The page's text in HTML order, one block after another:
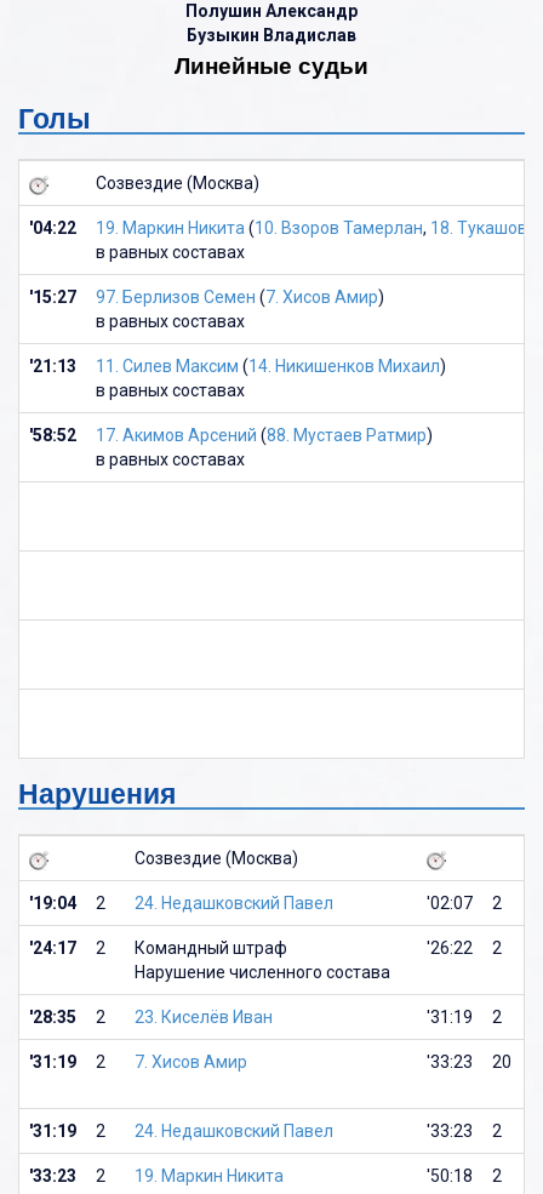
Полушин Александр
Бузыкин Владислав
Линейные судьи
Голы
Созвездие (Москва)
'04:22 19. Маркин Никита(10. Взоров Тамерлан, 18. Тукашов
в равных составах
'15:27 97. Берлизов Семен (7. Хисов Амир)
в равных составах
'21:13 11. Силев Максим (14. Никишенков Михаил)
в равных составах
'58:52 17. Акимов Арсений (88. Мустаев Ратмир)
в равных составах
Нарушения
Созвездие (Москва)
'19:04 2 24. Недашковский Павел '02:07 2
'24:17 2
Командный штраф
Нарушение численного состава
'26:22 2
'28:35 2 23. Киселёв Иван '31:19 2
'31:19 2 7. Хисов Амир '33:23 20
'31:19 2 24. Недашковский Павел '33:23 2
'33:23 2 19. Маркин Никита '50:18 2